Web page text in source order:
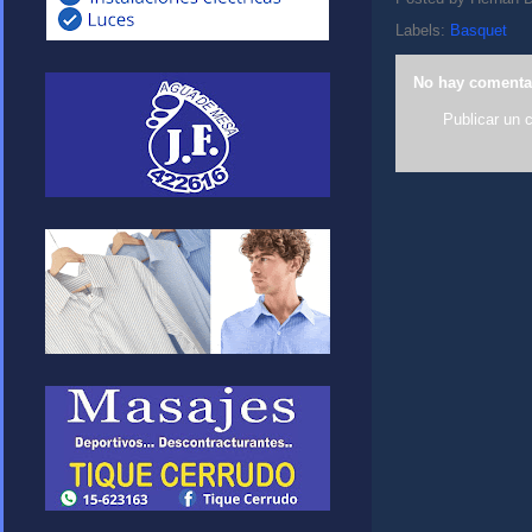
Labels: Basquet
No hay
Publicar un